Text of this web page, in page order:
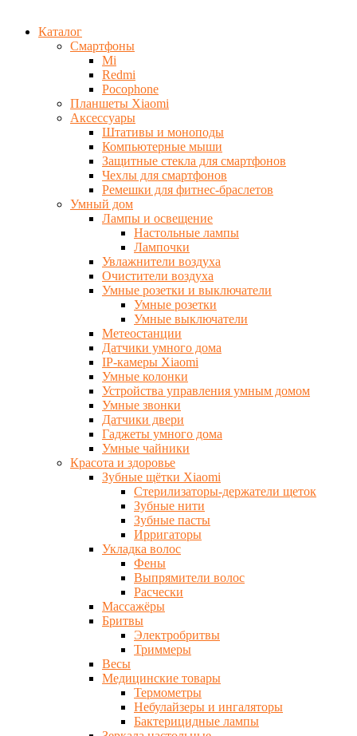
Каталог
Смартфоны
Mi
Redmi
Pocophone
Планшеты Xiaomi
Аксессуары
Штативы и моноподы
Компьютерные мыши
Защитные стекла для смартфонов
Чехлы для смартфонов
Ремешки для фитнес-браслетов
Умный дом
Лампы и освещение
Настольные лампы
Лампочки
Увлажнители воздуха
Очистители воздуха
Умные розетки и выключатели
Умные розетки
Умные выключатели
Метеостанции
Датчики умного дома
IP-камеры Xiaomi
Умные колонки
Устройства управления умным домом
Умные звонки
Датчики двери
Гаджеты умного дома
Умные чайники
Красота и здоровье
Зубные щётки Xiaomi
Стерилизаторы-держатели щеток
Зубные нити
Зубные пасты
Ирригаторы
Укладка волос
Фены
Выпрямители волос
Расчески
Массажёры
Бритвы
Электробритвы
Триммеры
Весы
Медицинские товары
Термометры
Небулайзеры и ингаляторы
Бактерицидные лампы